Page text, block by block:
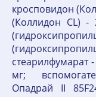
кросповидон
(Коллидон CL) -
стеарилфумарат
мг;
Опадрай II